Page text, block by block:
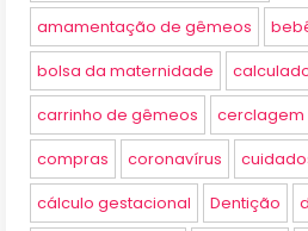
amamentação de gêmeos
bolsa da maternidade
carrinho de gêmeos cerclagem
compras coronavírus
cálculo gestacional Dentição